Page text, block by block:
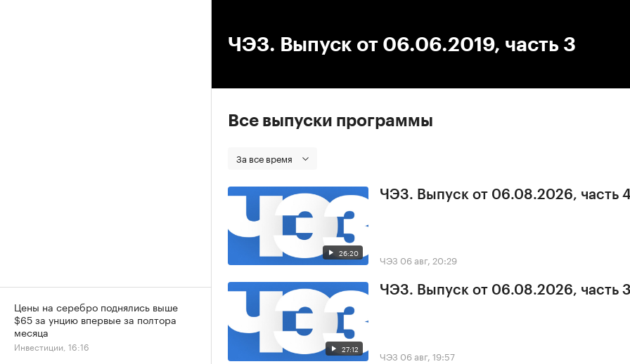
ЧЭЗ. Выпуск от 06.06.2019, часть 3
Все выпуски программы
За все время
26:20
ЧЭЗ. Выпуск от 06.08.2026, часть
ЧЭЗ 06 авг, 20:29
27:12
ЧЭЗ. Выпуск от 06.08.2026, часть
ЧЭЗ 06 авг, 19:57
Цены на серебро поднялись выше
$65 за унцию впервые за полтора
месяца
Инвестиции, 16:16